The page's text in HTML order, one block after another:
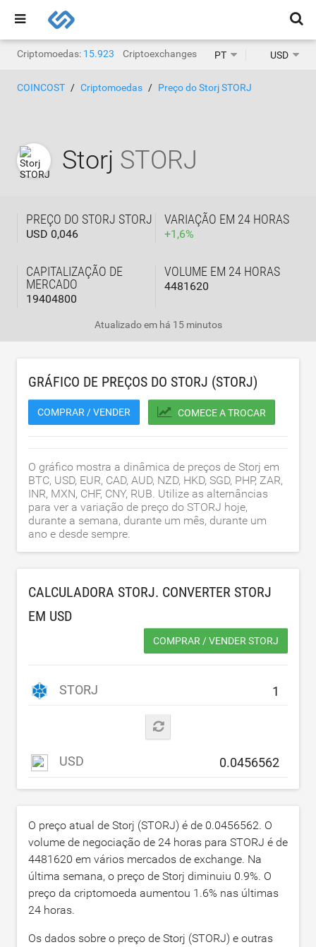
Criptomoedas: 15.923 Criptoexchanges: 1.471
PT USD
COINCOST Criptomoedas Preço do Storj STORJ
Storj STORJ
PREÇO DO STORJ STORJ
USD 0,046
VARIAÇÃO EM 24 HORAS
+1,6%
CAPITALIZAÇÃO DE
MERCADO
19404800
VOLUME EM 24 HORAS
4481620
Atualizado em há 15 minutos
GRÁFICO DE PREÇOS DO STORJ (STORJ)
COMPRAR / VENDER COMECE A TROCAR
O gráfico mostra a dinâmica de preços de Storj em
BTC, USD, EUR, CAD, AUD, NZD, HKD, SGD, PHP, ZAR,
INR, MXN, CHF, CNY, RUB. Utilize as alternâncias
para ver a variação de preço do STORJ hoje,
durante a semana, durante um mês, durante um
ano e desde sempre.
CALCULADORA STORJ. CONVERTER STORJ
EM USD
COMPRAR / VENDER STORJ
STORJ
USD
O preço atual de Storj (STORJ) é de 0.0456562. O
volume de negociação de 24 horas para STORJ é de
4481620 em vários mercados de exchange. Na
última semana, o preço de Storj diminuiu 0.9%. O
preço da criptomoeda aumentou 1.6% nas últimas
24 horas.
Os dados sobre o preço de Storj (STORJ) e outras